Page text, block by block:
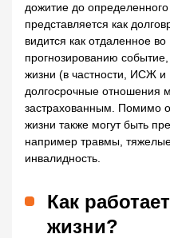
дожитие до
представляется как
видится как отдаленное
прогнозированию
жизни (в частности, ИСЖ
долгосрочные отношения
застрахованным. Помимо
жизни также могут быть
например травмы,
инвалидность.
Как
жизни?